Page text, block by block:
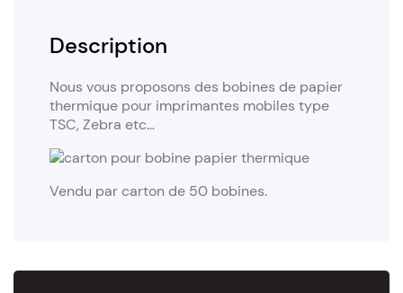
Description
Nous vous proposons des bobines de papier
thermique pour imprimantes mobiles type
TSC, Zebra etc…
Vendu par carton de 50 bobines.